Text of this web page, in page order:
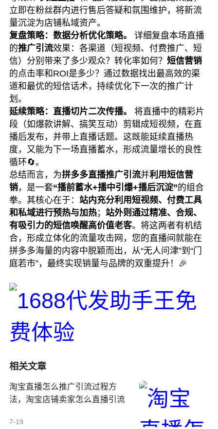
立即在粉丝群内进行售后答疑和氛围维护，将新流
量沉淀为店铺私域资产。
复盘策略：数据分析优化策略。
详细复盘本场直播
的推广引流效果：各渠道（短视频、付费推广、短
信）分别带来了多少观众？转化率如何？短信营销
的点击率和ROI是多少？通过数据找出最高效的渠
道和最优的短信话术，持续优化下一次的推广计
划。
延续策略：直播切片二次传播。
将直播中的精彩片
段（如爆款讲解、搞笑互动）剪辑成短视频，在直
播后发布，并带上直播话题。这既能延续直播热
度，又能为下一场直播蓄水，形成流量增长的良性
循环🔄。
总结而言，为拼多多直播推广引流并利用短信营
销，是一套“播前蓄水+播中引爆+播后沉淀”的组合
拳。其核心在于： 站内充分利用短视频、付费工具
和私域进行预热与加热； 站外则通过精准、合规、
有吸引力的短信唤醒高价值老客。将这两者有机结
合，形成立体化的流量攻击网，您的直播间就能在
拼多多海量的内容中脱颖而出，从“无人问津”到“门
庭若市”，最终实现销量与品牌的双重提升！🎉
相关文章
淘宝直播怎么推广引流过程方
法，淘宝店铺卖家怎么直播引流
7-19